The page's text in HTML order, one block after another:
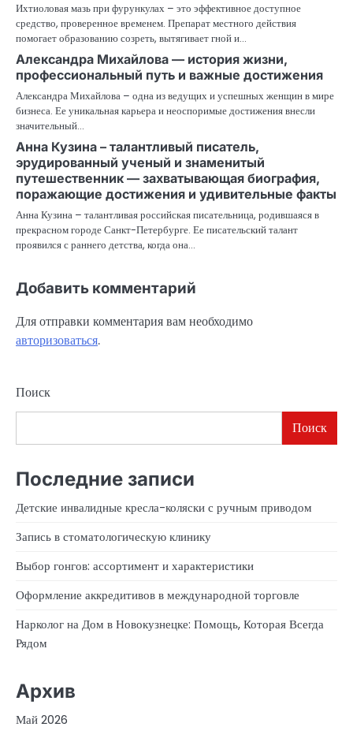
Ихтиоловая мазь при фурункулах – это эффективное доступное
средство, проверенное временем. Препарат местного действия
помогает образованию созреть, вытягивает гной и…
Александра Михайлова — история жизни,
профессиональный путь и важные достижения
Александра Михайлова – одна из ведущих и успешных женщин в мире
бизнеса. Ее уникальная карьера и неоспоримые достижения внесли
значительный…
Анна Кузина – талантливый писатель,
эрудированный ученый и знаменитый
путешественник — захватывающая биография,
поражающие достижения и удивительные факты
Анна Кузина – талантливая российская писательница, родившаяся в
прекрасном городе Санкт-Петербурге. Ее писательский талант
проявился с раннего детства, когда она…
Добавить комментарий
Для отправки комментария вам необходимо
авторизоваться.
Поиск
Поиск
Последние записи
Детские инвалидные кресла-коляски с ручным приводом
Запись в стоматологическую клинику
Выбор гонгов: ассортимент и характеристики
Оформление аккредитивов в международной торговле
Нарколог на Дом в Новокузнецке: Помощь, Которая Всегда
Рядом
Архив
Май 2026